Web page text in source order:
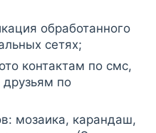
обработанного
сетях;
контактам по смс,
друзьям по
мозаика, карандаш,